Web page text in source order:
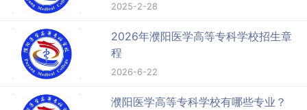
2025-2-28
2026年濮阳医学高等专科学校招生章
程
2026-6-22
濮阳医学高等专科学校有哪些专业？